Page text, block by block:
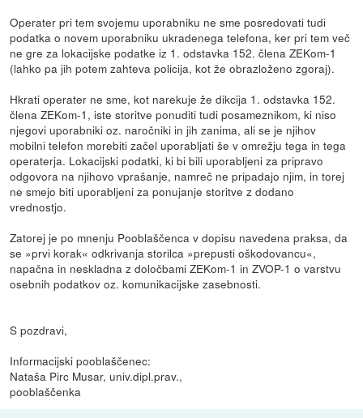
Operater pri tem svojemu uporabniku ne sme posredovati tudi
podatka o novem uporabniku ukradenega telefona, ker pri tem več
ne gre za lokacijske podatke iz 1. odstavka 152. člena ZEKom-1
(lahko pa jih potem zahteva policija, kot že obrazloženo zgoraj).
Hkrati operater ne sme, kot narekuje že dikcija 1. odstavka 152.
člena ZEKom-1, iste storitve ponuditi tudi posameznikom, ki niso
njegovi uporabniki oz. naročniki in jih zanima, ali se je njihov
mobilni telefon morebiti začel uporabljati še v omrežju tega in tega
operaterja. Lokacijski podatki, ki bi bili uporabljeni za pripravo
odgovora na njihovo vprašanje, namreč ne pripadajo njim, in torej
ne smejo biti uporabljeni za ponujanje storitve z dodano
vrednostjo.
Zatorej je po mnenju Pooblaščenca v dopisu navedena praksa, da
se »prvi korak« odkrivanja storilca »prepusti oškodovancu«,
napačna in neskladna z določbami ZEKom-1 in ZVOP-1 o varstvu
osebnih podatkov oz. komunikacijske zasebnosti.
S pozdravi,
Informacijski pooblaščenec:
Nataša Pirc Musar, univ.dipl.prav.,
pooblaščenka